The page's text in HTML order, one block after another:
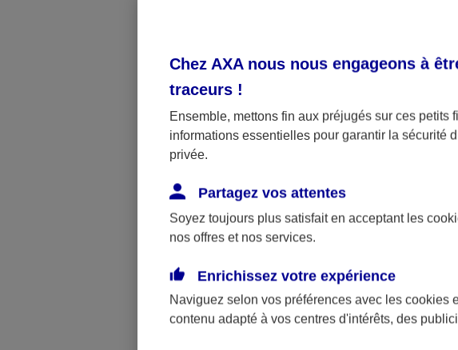
responsable. Aux yeux de
médicaux et éventuelles
Néanmoins, si aucun
a été victime votre petit-fils
fonctionner.
Quelle assurance ?
La responsabilité civile de
Chez AXA nous nous engageons à
traceurs !
Ensemble, mettons fin aux préjugés sur ces
informations essentielles pour garantir la sécurité
privée.
Partagez vos attentes
Soyez toujours plus satisfait en acceptant les
nos offres et nos services.
Enrichissez votre expérience
Naviguez selon vos préférences avec les cookies
contenu adapté à vos centres d'intérêts, des